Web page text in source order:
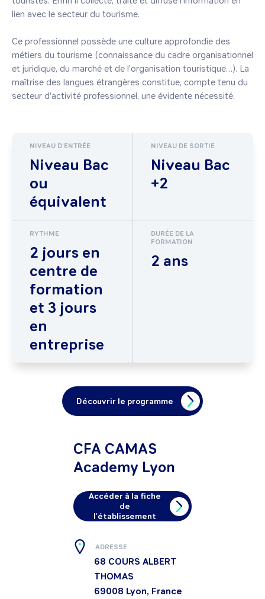
lien avec le secteur du tourisme.
Ce professionnel possède une culture approfondie des
métiers du tourisme (connaissance du cadre organisationnel
et juridique, du marché et de l'organisation touristique…). La
maîtrise des langues étrangères constitue, compte tenu du
secteur d'activité professionnel, une évidente nécessité.
NIVEAU D'ENTRÉE
Niveau Bac
ou
équivalent
NIVEAU DE SORTIE
Niveau Bac
+2
RYTHME
2 jours en
centre de
formation
et 3 jours
en
entreprise
DURÉE DE LA
FORMATION
2 ans
Découvrir le programme
CFA CAMAS
Academy Lyon
Accéder à la fiche
de
l'établissement
ADRESSE
68 COURS ALBERT
THOMAS
69008 Lyon, France